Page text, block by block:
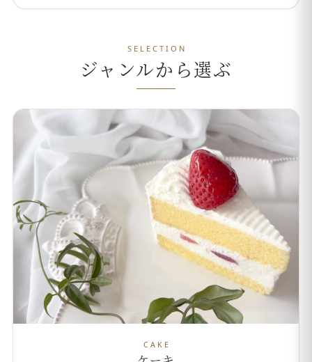
SELECTION
ジャンルから選ぶ
CAKE